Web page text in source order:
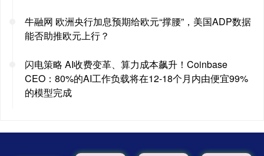
牛融网 欧洲央行加息预期给欧元“撑腰”，美国ADP数据
能否助推欧元上行？
闪电策略 AI收费变革、算力成本飙升！Coinbase
CEO：80%的AI工作负载将在12-18个月内由便宜99%
的模型完成